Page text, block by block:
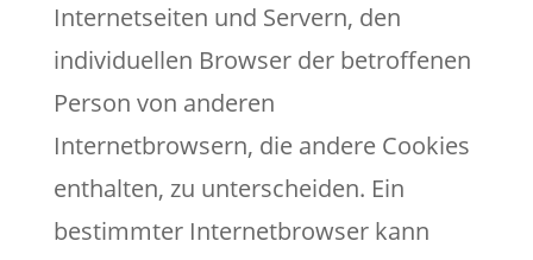
Internetseiten und Servern, den
individuellen Browser der betroffenen
Person von anderen
Internetbrowsern, die andere Cookies
enthalten, zu unterscheiden. Ein
bestimmter Internetbrowser kann